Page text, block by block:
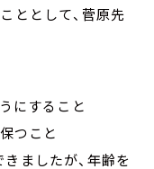
ととして、菅原先
にすること
つこと
ましたが、年齢を